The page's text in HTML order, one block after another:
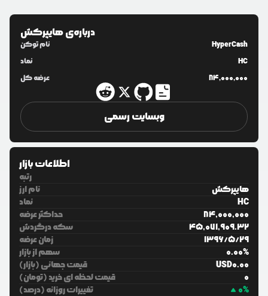
درباره‌یهایپرکش
نام توکن
HyperCash
نماد
HC
عرضه کل
84,000,000
وبسایت رسمی
اطلاعات بازار
رتبه
نام ارز
هایپرکش
نماد
HC
حداکثر عرضه
84,000,000
سکه درگردش
45,071,909.32
زمان عرضه
1396/5/29
سهم از بازار
0.00%
قیمت جهانی (بازار)
USD0.00
قیمت لحظه ای خرید (تومان)
0
تغییرات روزانه (درصد)
0%